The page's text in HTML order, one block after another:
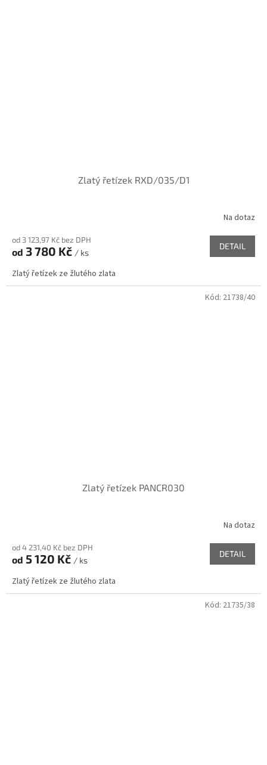
Zlatý řetízek RXD/035/D1
Na dotaz
od 3 123,97 Kč bez DPH
od 3 780 Kč / ks
DETAIL
Zlatý řetízek ze žlutého zlata
Zlatý řetízek PANCR030
Na dotaz
od 4 231,40 Kč bez DPH
od 5 120 Kč / ks
DETAIL
Zlatý řetízek ze žlutého zlata
Kód: 21738/40
Kód: 21735/38